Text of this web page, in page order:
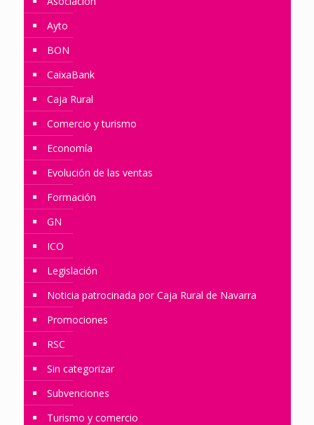
Ayto
BON
CaixaBank
Caja Rural
Comercio y turismo
Economía
Evolución de las ventas
Formación
GN
ICO
Legislación
Noticia patrocinada por Caja Rural de Navarra
Promociones
RSC
Sin categorizar
Subvenciones
Turismo y comercio